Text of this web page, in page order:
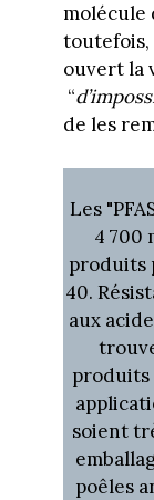
molécule
toutefois,
ouvert la
“
de les
Les
4 700
produits
40.
aux
produits
soient
poêles